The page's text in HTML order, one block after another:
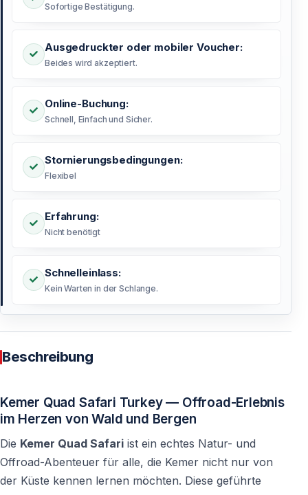
Sofortige Bestätigung.
Ausgedruckter oder mobiler Voucher:
Beides wird akzeptiert.
Online-Buchung:
Schnell, Einfach und Sicher.
Stornierungsbedingungen:
Flexibel
Erfahrung:
Nicht benötigt
Schnelleinlass:
Kein Warten in der Schlange.
Beschreibung
Kemer Quad Safari Turkey — Offroad-Erlebnis
im Herzen von Wald und Bergen
Die Kemer Quad Safari ist ein echtes Natur- und
Offroad-Abenteuer für alle, die Kemer nicht nur von
der Küste kennen lernen möchten. Diese geführte